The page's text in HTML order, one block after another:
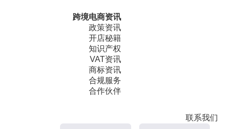
跨境电商资讯
政策资讯
开店秘籍
知识产权
VAT资讯
商标资讯
合规服务
合作伙伴
联系我们